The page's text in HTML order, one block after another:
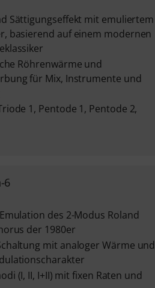
Sättigungseffekt mit emuliertem
basierend auf einem modernen
Röhrenwärme und
für Mix, Instrumente und
1, Pentode 1, Pentode 2,
6
des 2-Modus Roland
der 1980er
mit analoger Wärme und
(I, II, I+II) mit fixen Raten und